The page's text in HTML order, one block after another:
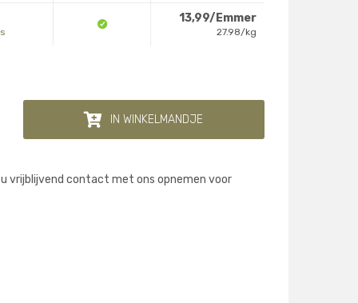
13,99/Emmer
27.98/kg
IN WINKELMANDJE
vrijblijvend contact met ons opnemen voor